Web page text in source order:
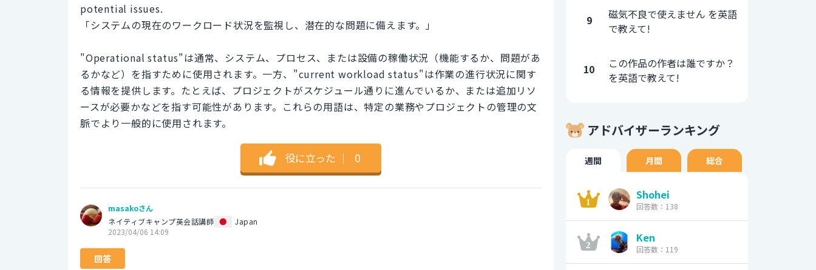
potential issues.
「システムの現在のワークロード状況を監視し、潜在的な問題に備えます。」
"Operational status"は通常、システム、プロセス、または設備の稼働状況（機能するか、問題があ
るかなど）を指すために使用されます。一方、"current workload status"は作業の進行状況に関す
る情報を提供します。たとえば、プロジェクトがスケジュール通りに進んでいるか、または追加リソ
ースが必要かなどを指す可能性があります。これらの用語は、特定の業務やプロジェクトの管理の文
脈でより一般的に使用されます。
役に立った ｜ 0
masakoさん
ネイティブキャンプ英会話講師
Japan
2023/04/06 14:09
回答
9
磁気不良で使えません を英語
で教えて!
10
この作品の作者は誰ですか？
を英語で教えて!
アドバイザーランキング
週間 月間 総合
Shohei
回答数：138
Ken
回答数：119